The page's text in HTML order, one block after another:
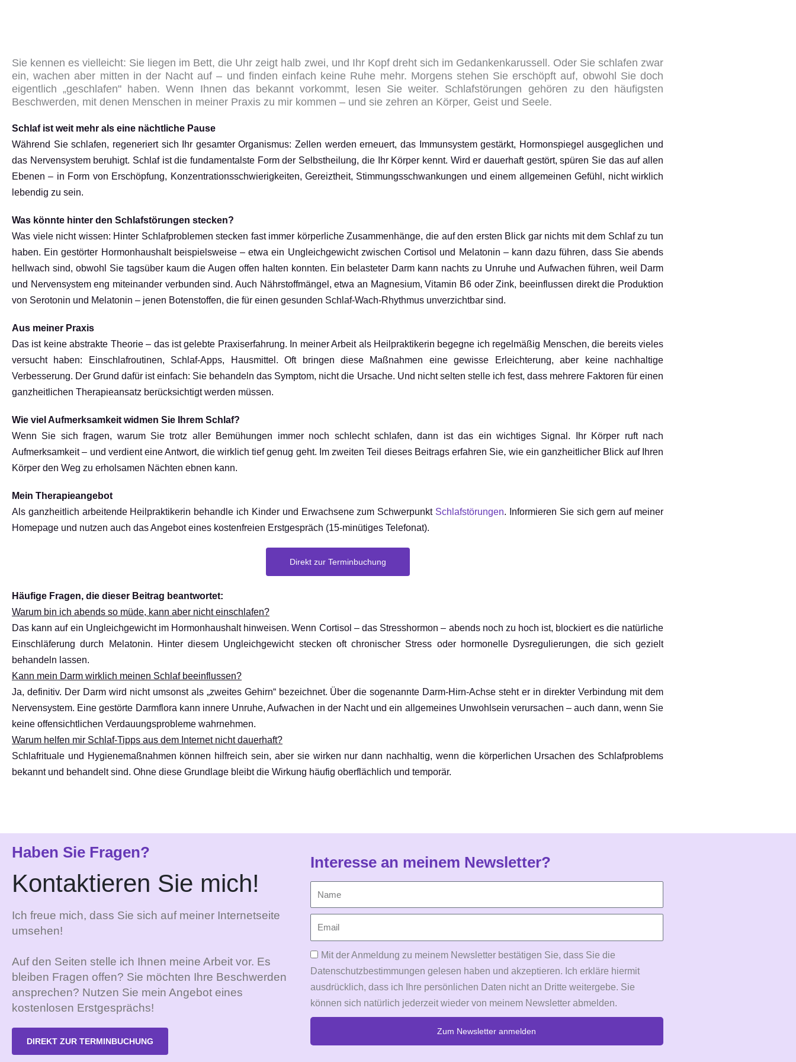
Sie kennen es vielleicht: Sie liegen im Bett, die Uhr zeigt halb zwei, und Ihr Kopf dreht sich im Gedankenkarussell. Oder Sie schlafen zwar
ein, wachen aber mitten in der Nacht auf – und finden einfach keine Ruhe mehr. Morgens stehen Sie erschöpft auf, obwohl Sie doch
eigentlich „geschlafen" haben. Wenn Ihnen das bekannt vorkommt, lesen Sie weiter. Schlafstörungen gehören zu den häufigsten
Beschwerden, mit denen Menschen in meiner Praxis zu mir kommen – und sie zehren an Körper, Geist und Seele.
Schlaf ist weit mehr als eine nächtliche Pause
Während Sie schlafen, regeneriert sich Ihr gesamter Organismus: Zellen werden erneuert, das Immunsystem gestärkt, Hormonspiegel ausgeglichen und
das Nervensystem beruhigt. Schlaf ist die fundamentalste Form der Selbstheilung, die Ihr Körper kennt. Wird er dauerhaft gestört, spüren Sie das auf allen
Ebenen – in Form von Erschöpfung, Konzentrationsschwierigkeiten, Gereiztheit, Stimmungsschwankungen und einem allgemeinen Gefühl, nicht wirklich
lebendig zu sein.
Was könnte hinter den Schlafstörungen stecken?
Was viele nicht wissen: Hinter Schlafproblemen stecken fast immer körperliche Zusammenhänge, die auf den ersten Blick gar nichts mit dem Schlaf zu tun
haben. Ein gestörter Hormonhaushalt beispielsweise – etwa ein Ungleichgewicht zwischen Cortisol und Melatonin – kann dazu führen, dass Sie abends
hellwach sind, obwohl Sie tagsüber kaum die Augen offen halten konnten. Ein belasteter Darm kann nachts zu Unruhe und Aufwachen führen, weil Darm
und Nervensystem eng miteinander verbunden sind. Auch Nährstoffmängel, etwa an Magnesium, Vitamin B6 oder Zink, beeinflussen direkt die Produktion
von Serotonin und Melatonin – jenen Botenstoffen, die für einen gesunden Schlaf-Wach-Rhythmus unverzichtbar sind.
Aus meiner Praxis
Das ist keine abstrakte Theorie – das ist gelebte Praxiserfahrung. In meiner Arbeit als Heilpraktikerin begegne ich regelmäßig Menschen, die bereits vieles
versucht haben: Einschlafroutinen, Schlaf-Apps, Hausmittel. Oft bringen diese Maßnahmen eine gewisse Erleichterung, aber keine nachhaltige
Verbesserung. Der Grund dafür ist einfach: Sie behandeln das Symptom, nicht die Ursache. Und nicht selten stelle ich fest, dass mehrere Faktoren für einen
ganzheitlichen Therapieansatz berücksichtigt werden müssen.
Wie viel Aufmerksamkeit widmen Sie Ihrem Schlaf?
Wenn Sie sich fragen, warum Sie trotz aller Bemühungen immer noch schlecht schlafen, dann ist das ein wichtiges Signal. Ihr Körper ruft nach
Aufmerksamkeit – und verdient eine Antwort, die wirklich tief genug geht. Im zweiten Teil dieses Beitrags erfahren Sie, wie ein ganzheitlicher Blick auf Ihren
Körper den Weg zu erholsamen Nächten ebnen kann.
Mein Therapieangebot
Als ganzheitlich arbeitende Heilpraktikerin behandle ich Kinder und Erwachsene zum Schwerpunkt Schlafstörungen. Informieren Sie sich gern auf meiner
Homepage und nutzen auch das Angebot eines kostenfreien Erstgespräch (15-minütiges Telefonat).
Direkt zur Terminbuchung
Häufige Fragen, die dieser Beitrag beantwortet:
Warum bin ich abends so müde, kann aber nicht einschlafen?
Das kann auf ein Ungleichgewicht im Hormonhaushalt hinweisen. Wenn Cortisol – das Stresshormon – abends noch zu hoch ist, blockiert es die natürliche
Einschläferung durch Melatonin. Hinter diesem Ungleichgewicht stecken oft chronischer Stress oder hormonelle Dysregulierungen, die sich gezielt
behandeln lassen.
Kann mein Darm wirklich meinen Schlaf beeinflussen?
Ja, definitiv. Der Darm wird nicht umsonst als „zweites Gehirn“ bezeichnet. Über die sogenannte Darm-Hirn-Achse steht er in direkter Verbindung mit dem
Nervensystem. Eine gestörte Darmflora kann innere Unruhe, Aufwachen in der Nacht und ein allgemeines Unwohlsein verursachen – auch dann, wenn Sie
keine offensichtlichen Verdauungsprobleme wahrnehmen.
Warum helfen mir Schlaf-Tipps aus dem Internet nicht dauerhaft?
Schlafrituale und Hygienemaßnahmen können hilfreich sein, aber sie wirken nur dann nachhaltig, wenn die körperlichen Ursachen des Schlafproblems
bekannt und behandelt sind. Ohne diese Grundlage bleibt die Wirkung häufig oberflächlich und temporär.
Haben Sie Fragen?
Kontaktieren Sie mich!
Ich freue mich, dass Sie sich auf meiner Internetseite
umsehen!
Auf den Seiten stelle ich Ihnen meine Arbeit vor. Es
bleiben Fragen offen? Sie möchten Ihre Beschwerden
ansprechen? Nutzen Sie mein Angebot eines
kostenlosen Erstgesprächs!
DIREKT ZUR TERMINBUCHUNG
Interesse an meinem Newsletter?
Mit der Anmeldung zu meinem Newsletter bestätigen Sie, dass Sie die
Datenschutzbestimmungen gelesen haben und akzeptieren. Ich erkläre hiermit
ausdrücklich, dass ich Ihre persönlichen Daten nicht an Dritte weitergebe. Sie
können sich natürlich jederzeit wieder von meinem Newsletter abmelden.
Zum Newsletter anmelden